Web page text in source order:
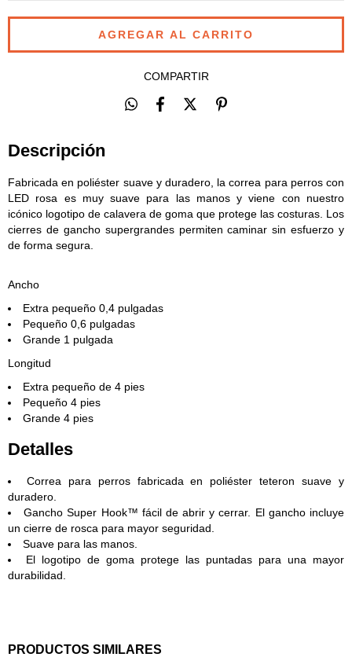
COMPARTIR
Descripción
Fabricada en poliéster suave y duradero, la correa para perros con
LED rosa es muy suave para las manos y viene con nuestro
icónico logotipo de calavera de goma que protege las costuras. Los
cierres de gancho supergrandes permiten caminar sin esfuerzo y
de forma segura.
Ancho
Extra pequeño 0,4 pulgadas
Pequeño 0,6 pulgadas
Grande 1 pulgada
Longitud
Extra pequeño de 4 pies
Pequeño 4 pies
Grande 4 pies
Detalles
Correa para perros fabricada en poliéster teteron suave y
duradero.
Gancho Super Hook™ fácil de abrir y cerrar. El gancho incluye
un cierre de rosca para mayor seguridad.
Suave para las manos.
El logotipo de goma protege las puntadas para una mayor
durabilidad.
PRODUCTOS SIMILARES